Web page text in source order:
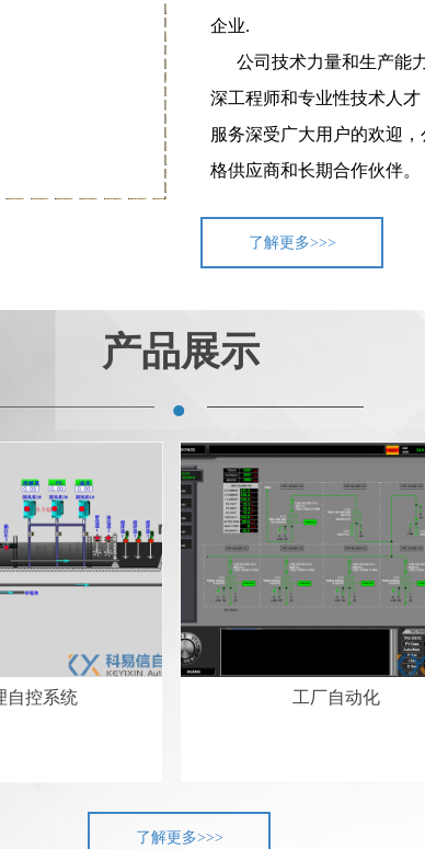
企业.
公司技术力量和生产能
深工程师和专业性技术人
服务深受广大用户的欢迎
格供应商和长期合作伙伴。
了解更多>>>
产品展示
·
了解更多>>>
自控系统 工厂自动化